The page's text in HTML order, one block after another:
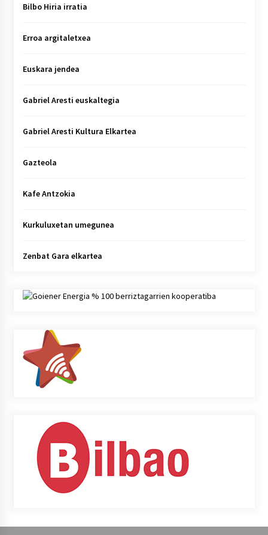
Bilbo Hiria irratia
Erroa argitaletxea
Euskara jendea
Gabriel Aresti euskaltegia
Gabriel Aresti Kultura Elkartea
Gazteola
Kafe Antzokia
Kurkuluxetan umegunea
Zenbat Gara elkartea